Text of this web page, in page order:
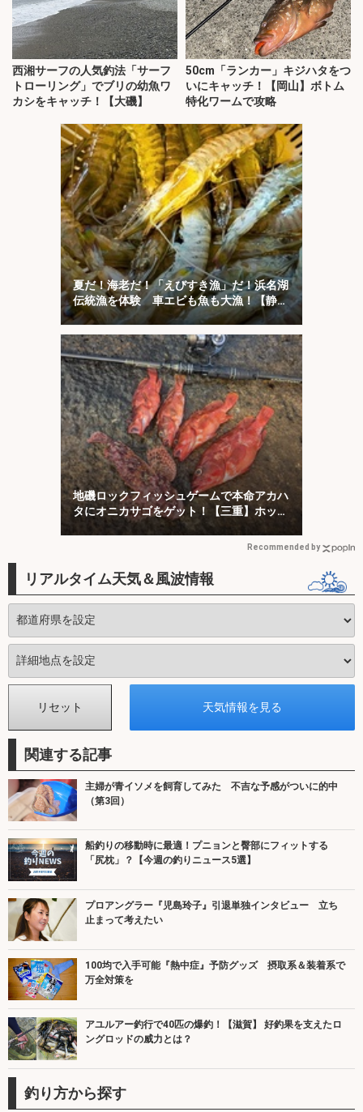
西湘サーフの人気釣法「サーフ
トローリング」でブリの幼魚ワ
カシをキャッチ！【大磯】
50cm「ランカー」キジハタをつ
いにキャッチ！【岡山】ボトム
特化ワームで攻略
夏だ！海老だ！「えびすき漁」だ！浜名湖
伝統漁を体験 車エビも魚も大漁！【静
岡】
地磯ロックフィッシュゲームで本命アカハ
タにオニカサゴをゲット！【三重】ホッグ
系ワームにヒット
Recommended by
リアルタイム天気＆風波情報
関連する記事
主婦が青イソメを飼育してみた 不吉な予感がついに的中
（第3回）
船釣りの移動時に最適！プニョンと臀部にフィットする
「尻枕」？【今週の釣りニュース5選】
プロアングラー『児島玲子』引退単独インタビュー 立ち
止まって考えたい
100均で入手可能『熱中症』予防グッズ 摂取系＆装着系で
万全対策を
アユルアー釣行で40匹の爆釣！【滋賀】 好釣果を支えたロ
ングロッドの威力とは？
釣り方から探す